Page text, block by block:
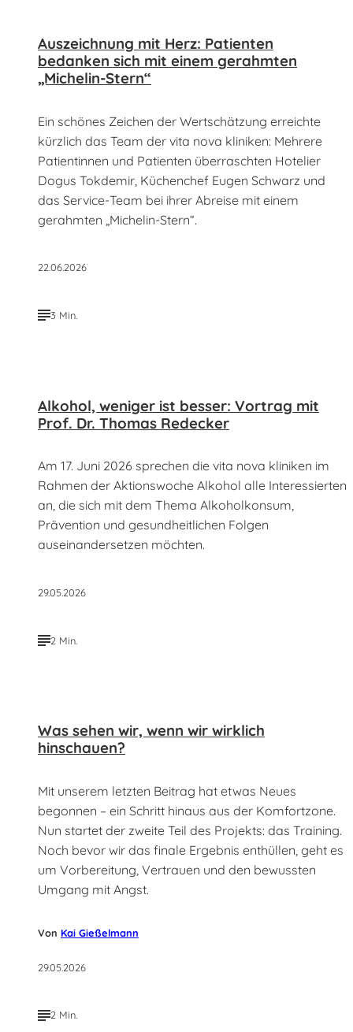
Auszeichnung mit Herz: Patienten
bedanken sich mit einem gerahmten
„Michelin-Stern“
Ein schönes Zeichen der Wertschätzung erreichte
kürzlich das Team der vita nova kliniken: Mehrere
Patientinnen und Patienten überraschten Hotelier
Dogus Tokdemir, Küchenchef Eugen Schwarz und
das Service-Team bei ihrer Abreise mit einem
gerahmten „Michelin-Stern“.
22.06.2026
3 Min.
Alkohol, weniger ist besser: Vortrag mit
Prof. Dr. Thomas Redecker
Am 17. Juni 2026 sprechen die vita nova kliniken im
Rahmen der Aktionswoche Alkohol alle Interessierten
an, die sich mit dem Thema Alkoholkonsum,
Prävention und gesundheitlichen Folgen
auseinandersetzen möchten.
29.05.2026
2 Min.
Was sehen wir, wenn wir wirklich
hinschauen?
Mit unserem letzten Beitrag hat etwas Neues
begonnen – ein Schritt hinaus aus der Komfortzone.
Nun startet der zweite Teil des Projekts: das Training.
Noch bevor wir das finale Ergebnis enthüllen, geht es
um Vorbereitung, Vertrauen und den bewussten
Umgang mit Angst.
Von Kai Gießelmann
29.05.2026
2 Min.